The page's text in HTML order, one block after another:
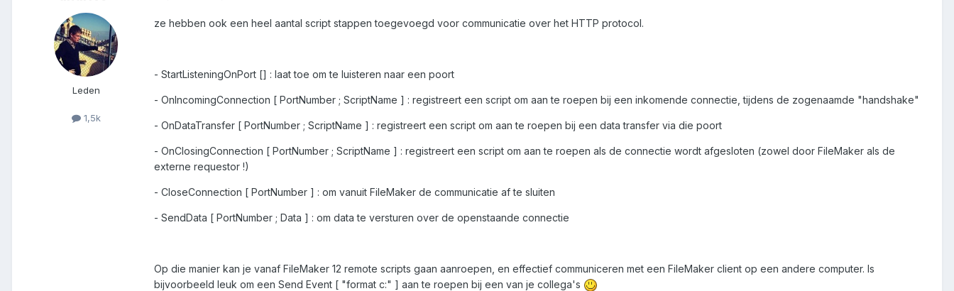
Leden
1,5k
ze hebben ook een heel aantal script stappen toegevoegd voor communicatie over het HTTP protocol.
- StartListeningOnPort [] : laat toe om te luisteren naar een poort
- OnIncomingConnection [ PortNumber ; ScriptName ] : registreert een script om aan te roepen bij een inkomende connectie, tijdens de zogenaamde "handshake"
- OnDataTransfer [ PortNumber ; ScriptName ] : registreert een script om aan te roepen bij een data transfer via die poort
- OnClosingConnection [ PortNumber ; ScriptName ] : registreert een script om aan te roepen als de connectie wordt afgesloten (zowel door FileMaker als de
externe requestor !)
- CloseConnection [ PortNumber ] : om vanuit FileMaker de communicatie af te sluiten
- SendData [ PortNumber ; Data ] : om data te versturen over de openstaande connectie
Op die manier kan je vanaf FileMaker 12 remote scripts gaan aanroepen, en effectief communiceren met een FileMaker client op een andere computer. Is
bijvoorbeeld leuk om een Send Event [ "format c:" ] aan te roepen bij een van je collega's